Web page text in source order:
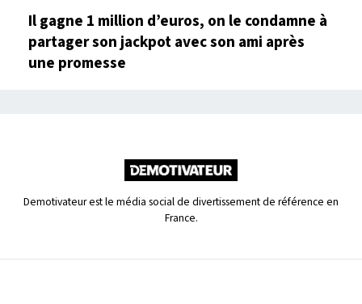
Il gagne 1 million d’euros, on le condamne à
partager son jackpot avec son ami après
une promesse
Demotivateur est le média social de divertissement de référence en
France.